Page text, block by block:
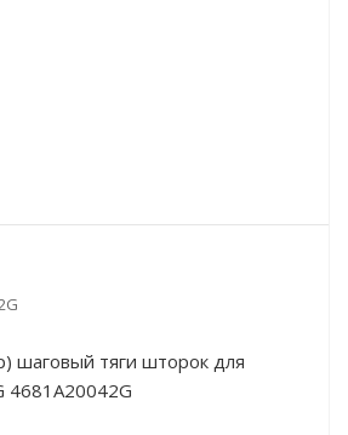
шаговый тяги шторок для
4681A20042G